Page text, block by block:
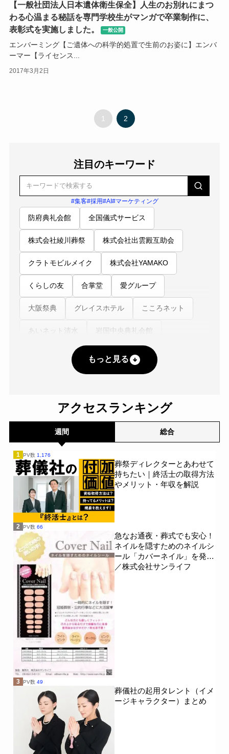
【一般社団法人日本遺体衛生保全】人生のお別れにまつ
わる心温まる秘話を専門学校生がマンガで卒業制作に、
表彰式を実施しました。
一般公開
エンバーミング【ご遺体への科学的処置で生前のお姿に】エンバ
ーマー【ライセンス...
2017年3月2日
1 2
注目のキーワード
#集客#採用#AI#マーケティング
防府典礼会館 全国儀式サービス
株式会社綾川葬祭 株式会社出雲殿互助会
クラトモビルメイク 株式会社YAMAKO
くらしの友 合掌堂 愛グループ
大阪祭典 グレイスホテル こころネット
あいネット清水 岩国中央典礼会館
防長互助センター 草苑
クオーレ平安
あいネットコーポレーション 西村葬儀社
株式会社横須賀冠婚葬祭互助会 株式会社平安
あいネット 東京博善 平安祭典
出雲殿冠婚葬祭互助センター
馬九行(うまくいく)株式会社
広済堂 ティア
あいネット伊勢 あいネットグループ
フォーエバーホール
株式会社眞照堂 株式会社シモン
メモリーズ株式会社
斎霊殿 博善社 平安レイ
燦ホールディングス サン・ライフ
株式会社 江陽閣グループ 岩国納骨堂
あいネットホール
ニチリョク
もっと見る
アクセスランキング
週間 総合
1 PV数 1,176
葬祭ディレクターとあわせて
持ちたい｜終活士の取得方法
やメリット・年収を解説
2 PV数 66
急なお通夜・葬式でも安心！
ネイルを隠すためのネイルシ
ール「カバーネイル」を発売
／株式会社サンライフ
3 PV数 49
葬儀社の起用タレント（イメ
ージキャラクター）まとめ